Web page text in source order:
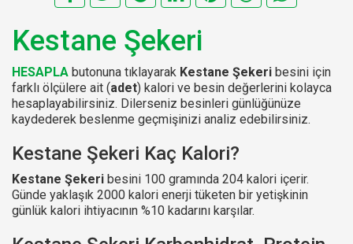
Kestane Şekeri
HESAPLA butonuna tıklayarak Kestane Şekeri besini için
farklı ölçülere ait (adet) kalori ve besin değerlerini kolayca
hesaplayabilirsiniz. Dilerseniz besinleri günlüğünüze
kaydederek beslenme geçmişinizi analiz edebilirsiniz.
Kestane Şekeri Kaç Kalori?
Kestane Şekeri besini 100 gramında 204 kalori içerir.
Günde yaklaşık 2000 kalori enerji tüketen bir yetişkinin
günlük kalori ihtiyacının %10 kadarını karşılar.